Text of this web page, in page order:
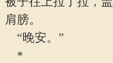
肩膀。
“晚安。”
*